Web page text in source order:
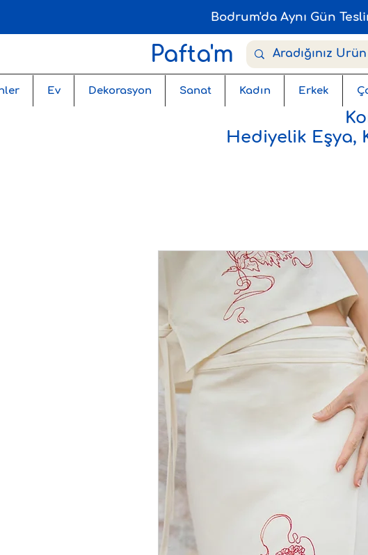
Bodrum'da Aynı Gün
Pafta'm
Ev Dekorasyon Sanat Kadın Erkek
Hediyelik Eşya,